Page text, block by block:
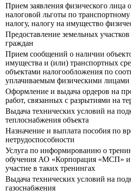
Прием заявления физического лица
налоговой льготы по
налогу, налогу на имущество
Предоставление земельных
граждан
Прием сообщений о наличии
имущества и (или) транспортных
объектами налогообложения по
уплачиваемым физическими лицами
Оформление и выдача ордеров на
работ, связанных с разрытиями на
Выдача технических условий на
теплоснабжения объекта
Назначение и выплата пособия по
нетрудоспособности
Услуга по информированию о
обучения АО «Корпорация «МСП» и
участие в таких тренингах
Выдача технических условий на
газоснабжения